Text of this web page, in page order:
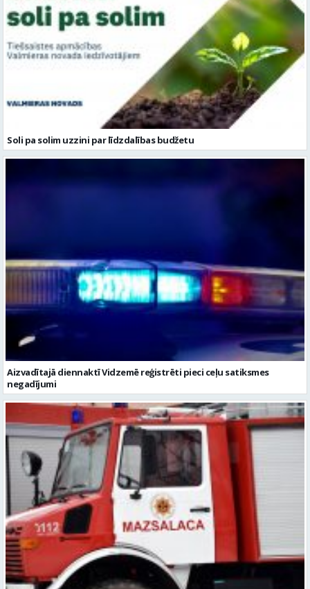
Soli pa solim uzzini par līdzdalības budžetu
Aizvadītajā diennaktī Vidzemē reģistrēti pieci ceļu satiksmes
negadījumi